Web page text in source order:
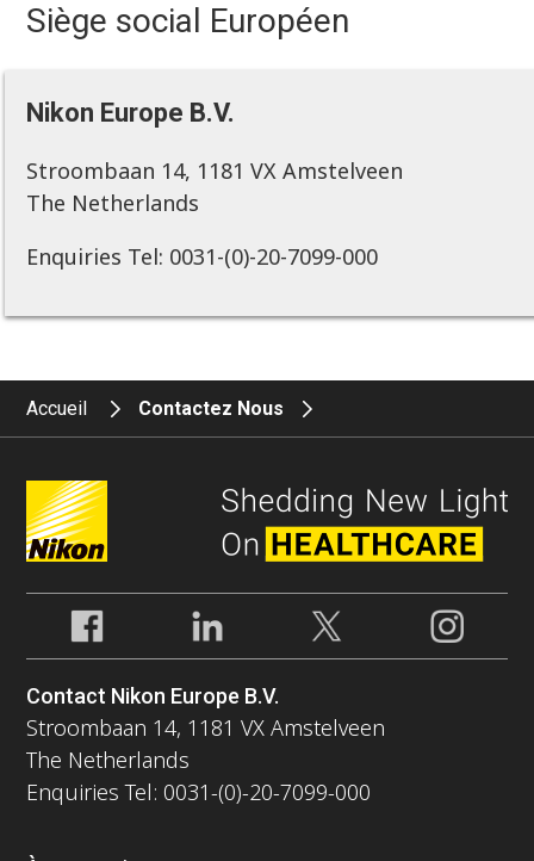
Siège social Européen
Nikon Europe B.V.
Stroombaan 14, 1181 VX Amstelveen
The Netherlands
Enquiries Tel: 0031-(0)-20-7099-000
Accueil Contactez Nous
Contact Nikon Europe B.V.
Stroombaan 14, 1181 VX Amstelveen
The Netherlands
Enquiries Tel: 0031-(0)-20-7099-000